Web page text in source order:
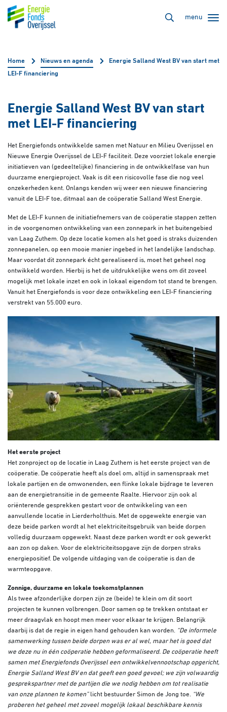
menu
Home Nieuws en agenda
Energie Salland West BV van start met
LEI-F financiering
Energie Salland West BV van start
met LEI-F financiering
Het Energiefonds ontwikkelde samen met Natuur en Milieu Overijssel en
Nieuwe Energie Overijssel de LEI-F faciliteit. Deze voorziet lokale energie
initiatieven van (gedeeltelijke) financiering in de ontwikkelfase van hun
duurzame energieproject. Vaak is dit een risicovolle fase die nog veel
onzekerheden kent. Onlangs kenden wij weer een nieuwe financiering
vanuit de LEI-F toe, ditmaal aan de coöperatie Salland West Energie.
Met de LEI-F kunnen de initiatiefnemers van de coöperatie stappen zetten
in de voorgenomen ontwikkeling van een zonnepark in het buitengebied
van Laag Zuthem. Op deze locatie komen als het goed is straks duizenden
zonnepanelen, op een mooie manier ingebed in het landelijke landschap.
Maar voordat dit zonnepark écht gerealiseerd is, moet het geheel nog
ontwikkeld worden. Hierbij is het de uitdrukkelijke wens om dit zoveel
mogelijk met lokale inzet en ook in lokaal eigendom tot stand te brengen.
Vanuit het Energiefonds is voor deze ontwikkeling een LEI-F financiering
verstrekt van 55.000 euro.
Het eerste project
Het zonproject op de locatie in Laag Zuthem is het eerste project van de
coöperatie. De coöperatie heeft als doel om, altijd in samenspraak met
lokale partijen en de omwonenden, een flinke lokale bijdrage te leveren
aan de energietransitie in de gemeente Raalte. Hiervoor zijn ook al
oriënterende gesprekken gestart voor de ontwikkeling van een
aanvullende locatie in Lierderholthuis. Met de opgewekte energie van
deze beide parken wordt al het elektriciteitsgebruik van beide dorpen
volledig duurzaam opgewekt. Naast deze parken wordt er ook gewerkt
aan zon op daken. Voor de elektriciteitsopgave zijn de dorpen straks
energiepositief. De volgende uitdaging van de coöperatie is dan de
warmteopgave.
Zonnige, duurzame en lokale toekomstplannen
Als twee afzonderlijke dorpen zijn ze (beide) te klein om dit soort
projecten te kunnen volbrengen. Door samen op te trekken ontstaat er
meer draagvlak en hoopt men meer voor elkaar te krijgen. Belangrijk
daarbij is dat de regie in eigen hand gehouden kan worden. “De informele
samenwerking tussen beide dorpen was er al wel, maar het is goed dat
we deze nu in één coöperatie hebben geformaliseerd. De coöperatie heeft
samen met Energiefonds Overijssel een ontwikkelvennootschap opgericht,
Energie Salland West BV en dat geeft een goed gevoel; we zijn volwaardig
gesprekspartner met de partijen die we nodig hebben om tot realisatie
van onze plannen te komen” licht bestuurder Simon de Jong toe. “We
proberen het geheel met zoveel mogelijk lokaal beschikbare kennis